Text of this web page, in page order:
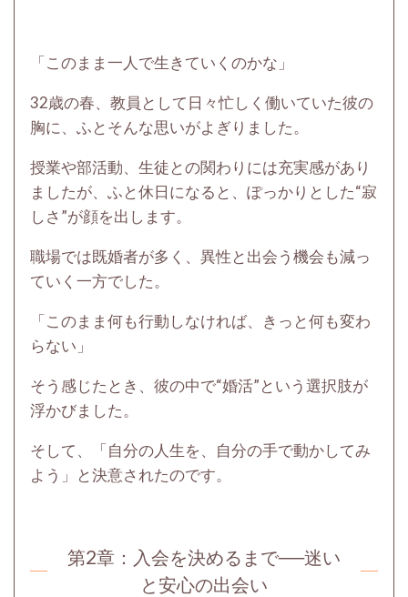
「このまま一人で生きていくのかな」
32歳の春、教員として日々忙しく働いていた彼の
胸に、ふとそんな思いがよぎりました。
授業や部活動、生徒との関わりには充実感があり
ましたが、ふと休日になると、ぽっかりとした“寂
しさ”が顔を出します。
職場では既婚者が多く、異性と出会う機会も減っ
ていく一方でした。
「このまま何も行動しなければ、きっと何も変わ
らない」
そう感じたとき、彼の中で“婚活”という選択肢が
浮かびました。
そして、「自分の人生を、自分の手で動かしてみ
よう」と決意されたのです。
第2章： 入会を決めるまで──迷い
と安心の出会い